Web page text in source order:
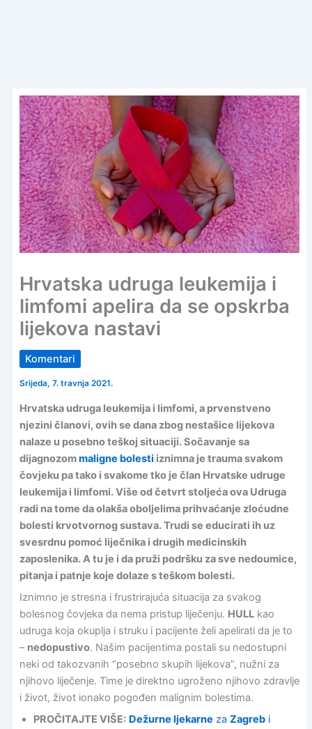
Hrvatska udruga leukemija i
limfomi apelira da se opskrba
lijekova nastavi
Komentari
Srijeda, 7. travnja 2021.
Hrvatska udruga leukemija i limfomi, a prvenstveno
njezini članovi, ovih se dana zbog nestašice lijekova
nalaze u posebno teškoj situaciji. Sočavanje sa
dijagnozommaligne bolesti iznimna je trauma svakom
čovjeku pa tako i svakome tko je član Hrvatske udruge
leukemija i limfomi. Više od četvrt stoljeća ova Udruga
radi na tome da olakša oboljelima prihvaćanje zloćudne
bolesti krvotvornog sustava. Trudi se educirati ih uz
svesrdnu pomoć liječnika i drugih medicinskih
zaposlenika. A tu je i da pruži podršku za sve nedoumice,
pitanja i patnje koje dolaze s teškom bolesti.
Iznimno je stresna i frustrirajuća situacija za svakog
bolesnog čovjeka da nema pristup liječenju. HULLkao
udruga koja okuplja i struku i pacijente želi apelirati da je to
– nedopustivo. Našim pacijentima postali su nedostupni
neki od takozvanih “posebno skupih lijekova”, nužni za
njihovo liječenje. Time je direktno ugroženo njihovo zdravlje
i život, život ionako pogođen malignim bolestima.
PROČITAJTE VIŠE: Dežurne ljekarne za Zagrebi